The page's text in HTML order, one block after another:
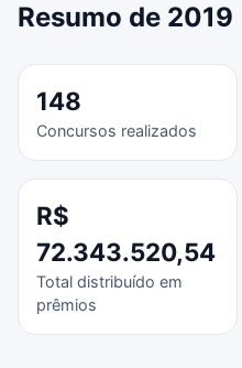
Resumo de 2019
148
Concursos realizados
R$
72.343.520,54
Total distribuído em
prêmios